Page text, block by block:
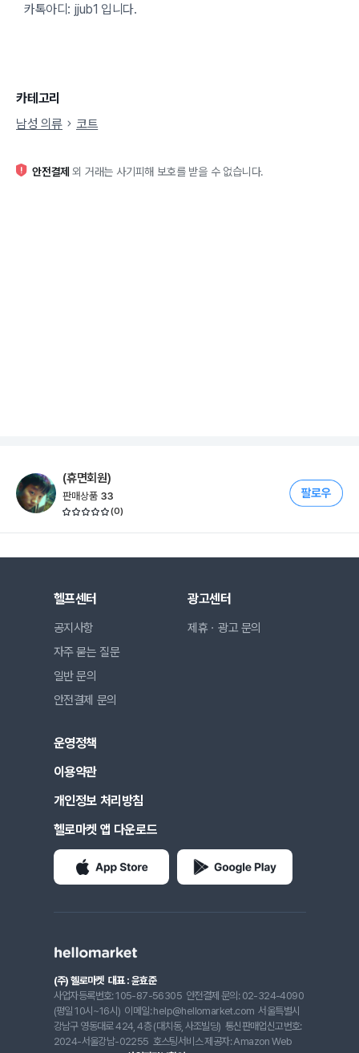
카톡아디: jjub1 입니다.
카테고리
남성 의류
코트
안전결제 외 거래는 사기피해 보호를 받을 수 없습니다.
(휴면회원)
판매상품 33
(0)
헬프센터
공지사항
자주 묻는 질문
일반 문의
안전결제 문의
광고센터
제휴ㆍ광고 문의
운영정책
이용약관
개인정보 처리방침
헬로마켓 앱 다운로드
(주) 헬로마켓 대표 : 윤효준
사업자등록번호: 105-87-56305 안전결제 문의: 02-324-4090
(평일 10시~16시) 이메일: help@hellomarket.com 서울특별시
강남구 영동대로 424, 4층 (대치동, 사조빌딩) 통신판매업신고번호:
2024-서울강남-02255 호스팅서비스 제공자: Amazon Web